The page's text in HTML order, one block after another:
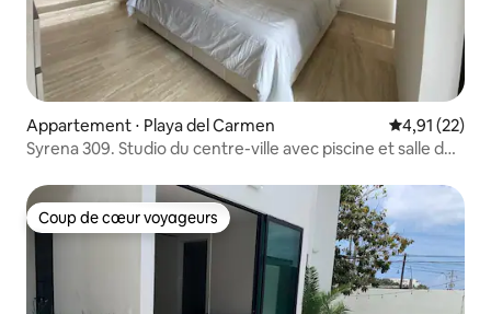
Appartement ⋅ Playa del Carmen Évaluation
4,91 (22)
Syrena 309. Studio du centre-ville avec piscine et salle de
Coup de cœur voyageurs
Coup de cœur voyageurs